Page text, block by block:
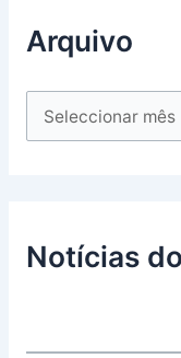
Arquivo
Notícias